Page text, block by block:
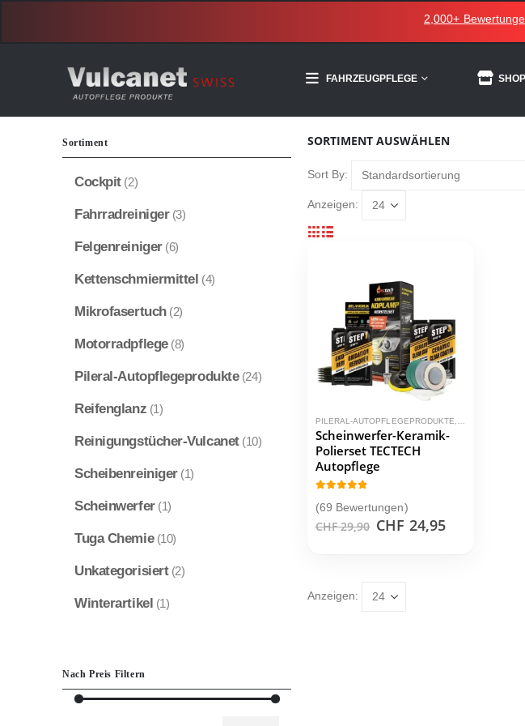
FAHRZEUGPFLEGE SHOP
SORTIMENT AUSWÄHLEN
Sort By:
Anzeigen:
PILERAL-AUTOPFLEGEPRODUKTE
Scheinwerfer-Keramik-
Polierset TECTECH
Autopflege
(69 Bewertungen)
CHF29,90 Ursprünglicher
CHF 24,95Aktueller
Anzeigen:
Sortiment
Cockpit (2)
Fahrradreiniger (3)
Felgenreiniger (6)
Kettenschmiermittel (4)
Mikrofasertuch (2)
Motorradpflege (8)
Pileral-Autopflegeprodukte (24)
Reifenglanz (1)
Reinigungstücher-Vulcanet (10)
Scheibenreiniger (1)
Scheinwerfer (1)
Tuga Chemie (10)
Unkategorisiert (2)
Winterartikel (1)
Nach Preis Filtern
2,000+